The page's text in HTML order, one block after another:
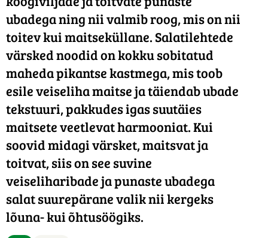
ubadega ning nii valmib roog, mis on nii
toitev kui maitseküllane. Salatilehtede
värsked noodid on kokku sobitatud
maheda pikantse kastmega, mis toob
esile veiseliha maitse ja täiendab ubade
tekstuuri, pakkudes igas suutäies
maitsete veetlevat harmooniat. Kui
soovid midagi värsket, maitsvat ja
toitvat, siis on see suvine
veiseliharibade ja punaste ubadega
salat suurepärane valik nii kergeks
lõuna- kui õhtusöögiks.